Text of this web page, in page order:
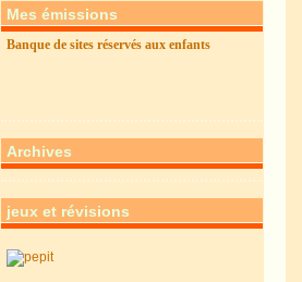
Mes émissions
Banque de sites réservés aux enfants
Archives
jeux et révisions